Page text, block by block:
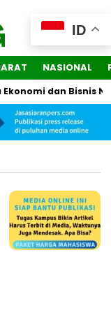
NASIONAL
dan Bisnis
ID